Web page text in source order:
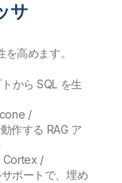
サ
高めます。
から SQL を生
/
作する RAG ア
Cortex /
ポートで、埋め